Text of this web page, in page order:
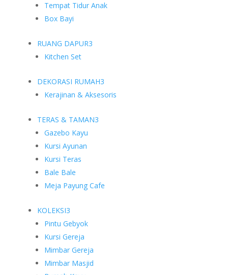
Tempat Tidur Anak
Box Bayi
RUANG DAPUR3
Kitchen Set
DEKORASI RUMAH3
Kerajinan & Aksesoris
TERAS & TAMAN3
Gazebo Kayu
Kursi Ayunan
Kursi Teras
Bale Bale
Meja Payung Cafe
KOLEKSI3
Pintu Gebyok
Kursi Gereja
Mimbar Gereja
Mimbar Masjid